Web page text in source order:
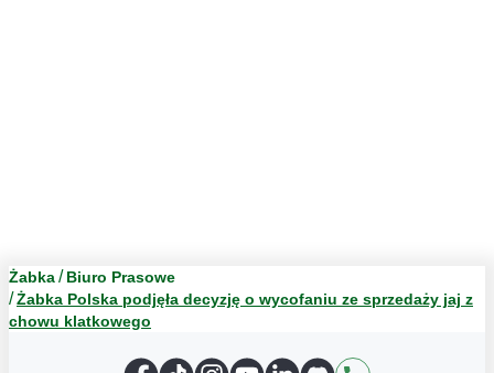
Żabka
Biuro Prasowe
Żabka Polska podjęła decyzję o wycofaniu ze sprzedaży jaj z
chowu klatkowego
Facebook
TikTokInstagram
YouTubeLinkedIn
Discord